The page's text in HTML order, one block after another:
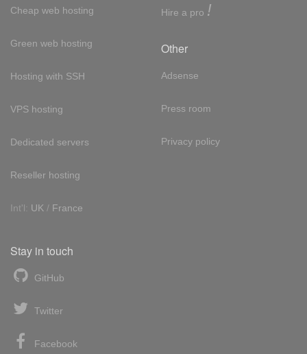
Cheap web hosting
Green web hosting
Hosting with SSH
VPS hosting
Dedicated servers
Reseller hosting
Int'l: UK / France
Hire a pro !
Other
Adsense
Press room
Privacy policy
Stay in touch
GitHub
Twitter
Facebook